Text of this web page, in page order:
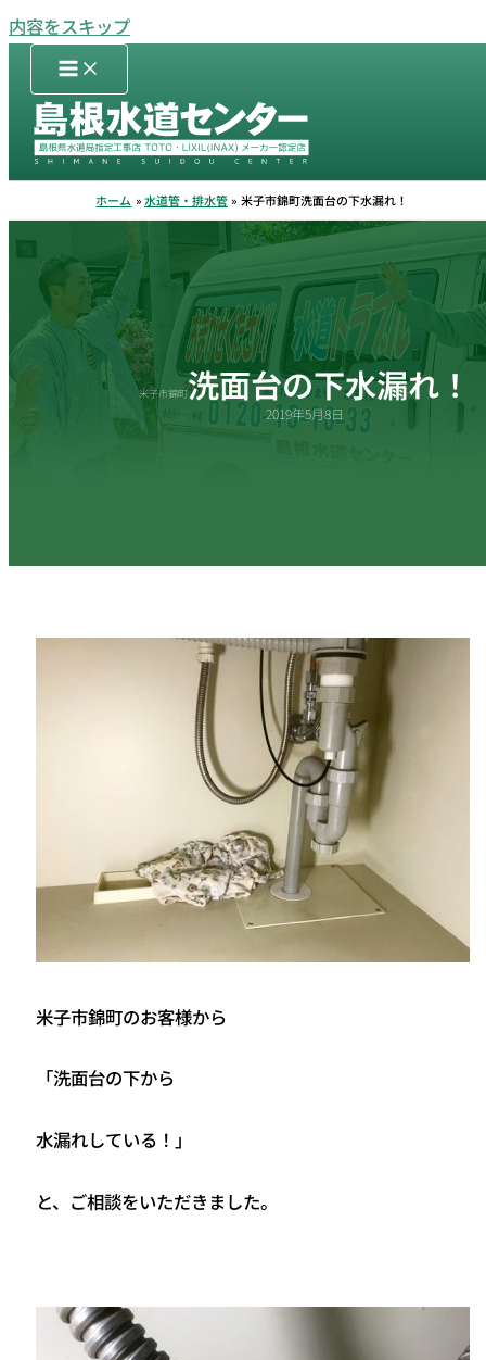
内容をスキップ
ホーム 水道管・排水管 米子市錦町洗面台の下水漏れ！
米子市錦町洗面台の下水漏れ！
2019年5月8日
米子市錦町のお客様から
「洗面台の下から
水漏れしている！」
と、ご相談をいただきました。